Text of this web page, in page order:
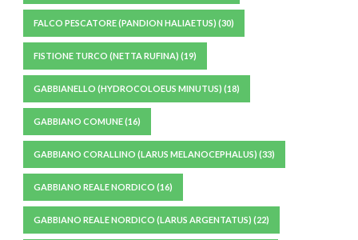
FALCO PESCATORE (PANDION HALIAETUS) (30)
FISTIONE TURCO (NETTA RUFINA) (19)
GABBIANELLO (HYDROCOLOEUS MINUTUS) (18)
GABBIANO COMUNE(16)
GABBIANO CORALLINO (LARUS MELANOCEPHALUS) (33)
GABBIANO REALE NORDICO (16)
GABBIANO REALE NORDICO (LARUS ARGENTATUS) (22)